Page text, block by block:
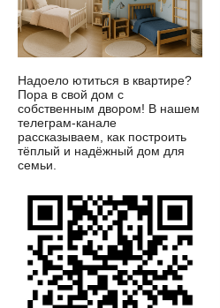
Надоело ютиться в квартире?
Пора в свой дом с
собственным двором! В нашем
телеграм-канале
рассказываем, как построить
тёплый и надёжный дом для
семьи.